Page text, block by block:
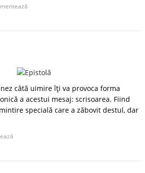
câtă uimire îţi va provoca forma
a acestui mesaj: scrisoarea. Fiind
specială care a zăbovit destul, dar